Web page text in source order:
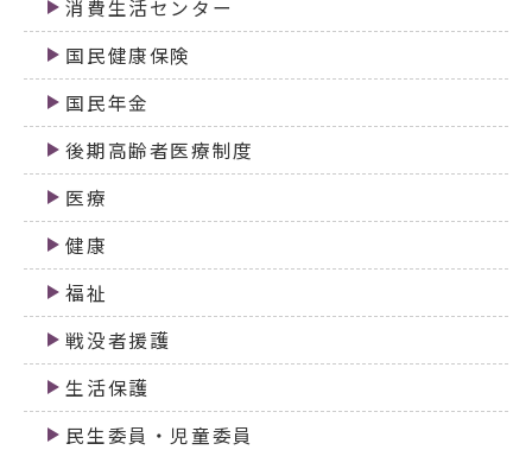
消費生活センター
国民健康保険
国民年金
後期高齢者医療制度
医療
健康
福祉
戦没者援護
生活保護
民生委員・児童委員